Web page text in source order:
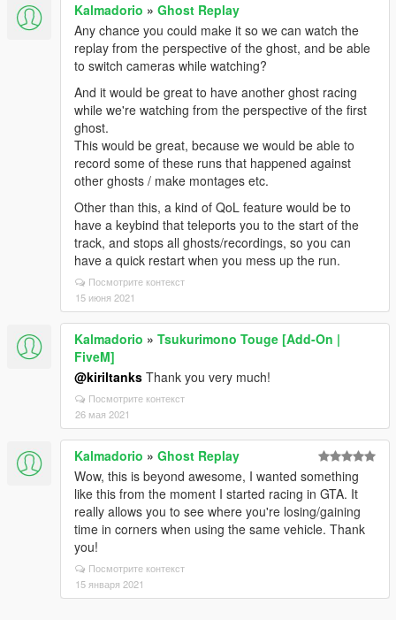
Kalmadorio » Ghost Replay
Any chance you could make it so we can watch the
replay from the perspective of the ghost, and be able
to switch cameras while watching?
And it would be great to have another ghost racing
while we're watching from the perspective of the first
ghost.
This would be great, because we would be able to
record some of these runs that happened against
other ghosts / make montages etc.
Other than this, a kind of QoL feature would be to
have a keybind that teleports you to the start of the
track, and stops all ghosts/recordings, so you can
have a quick restart when you mess up the run.
Посмотрите контекст
15 июня 2021
Kalmadorio » Tsukurimono Touge [Add-On |
FiveM]
@kiriltanks Thank you very much!
Посмотрите контекст
26 мая 2021
Kalmadorio » Ghost Replay
Wow, this is beyond awesome, I wanted something
like this from the moment I started racing in GTA. It
really allows you to see where you're losing/gaining
time in corners when using the same vehicle. Thank
you!
Посмотрите контекст
15 января 2021